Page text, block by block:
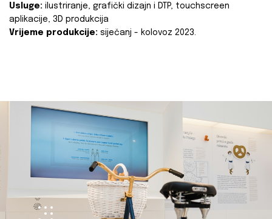
Usluge: ilustriranje, grafički dizajn i DTP, touchscreen
aplikacije, 3D produkcija
Vrijeme produkcije: siječanj - kolovoz 2023.